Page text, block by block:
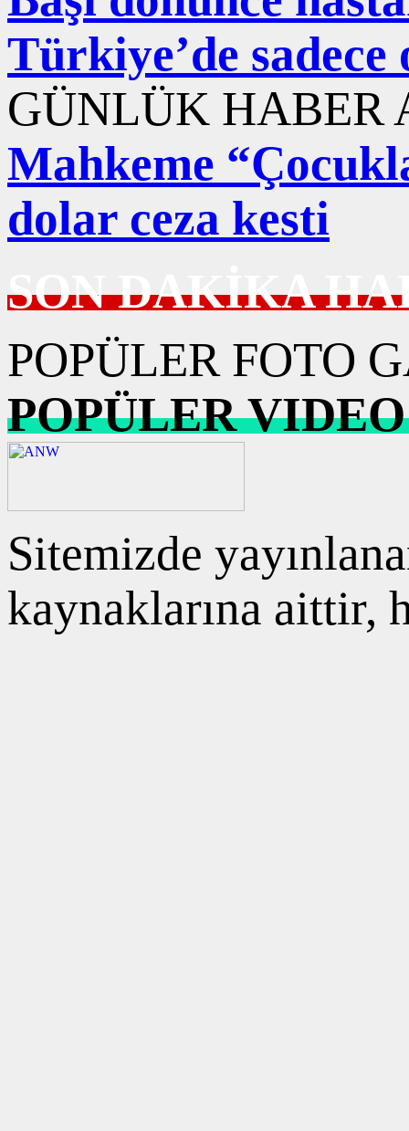
Türkiye’de sadece
GÜNLÜK HABER
Mahkeme
dolar ceza kesti
SON DAKİKA
POPÜLER FOTO
POPÜLER
Sitemizde
kaynaklarına aittir,